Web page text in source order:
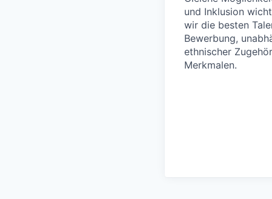
und Inklusion
wir die besten
Bewerbung,
ethnischer
Merkmalen.